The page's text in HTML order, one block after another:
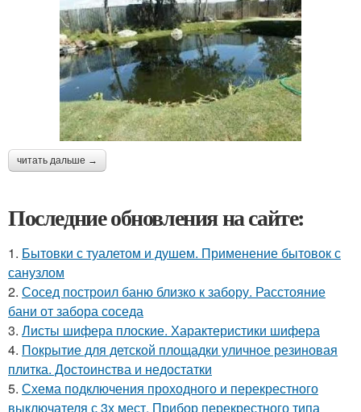
читать дальше →
Последние обновления на сайте:
1. Бытовки с туалетом и душем. Применение бытовок с
санузлом
2. Сосед построил баню близко к забору. Расстояние
бани от забора соседа
3. Листы шифера плоские. Характеристики шифера
4. Покрытие для детской площадки уличное резиновая
плитка. Достоинства и недостатки
5. Схема подключения проходного и перекрестного
выключателя с 3х мест. Прибор перекрестного типа